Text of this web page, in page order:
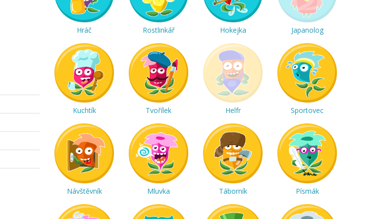
Hráč Rostlinkář Hokejka Japanolog
Kuchtík Tvořílek Helfr Sportovec
Návštěvník Mluvka Táborník Písmák